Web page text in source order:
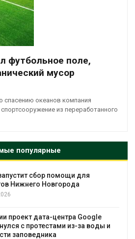
футбольное поле,
мусор
спасению океанов компания
из переработанного
популярные
сбор помощи для
Нижнего Новгорода
проект дата-центра Google
с протестами из-за воды и
заповедника